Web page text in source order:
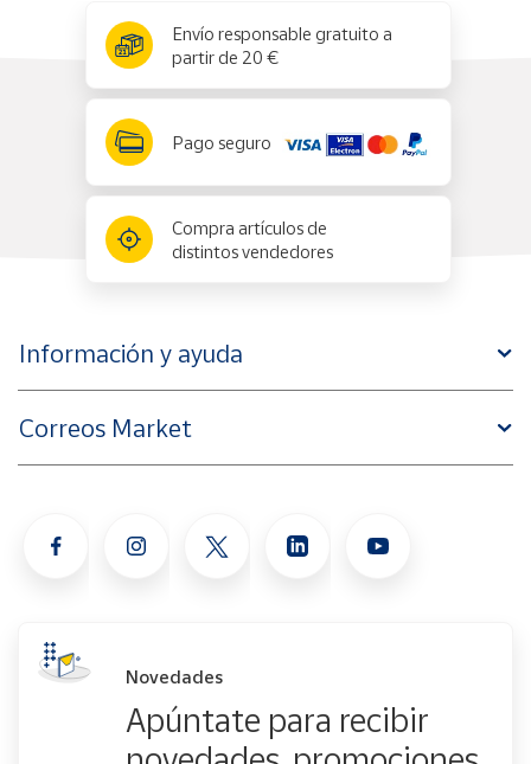
Envío responsable gratuito a
partir de 20 €
Pago seguro
Compra artículos de
distintos vendedores
Información y ayuda
Correos Market
Novedades
Apúntate para recibir